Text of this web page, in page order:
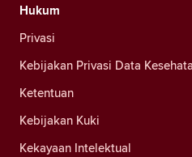
Hukum
Privasi
Kebijakan Privasi Data
Ketentuan
Kebijakan Kuki
Kekayaan Intelektual